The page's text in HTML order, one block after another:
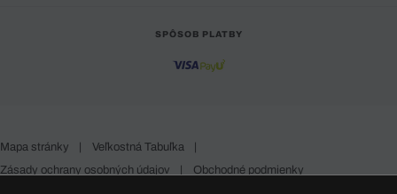
SPÔSOB PLATBY
Mapa stránky | Veľkostná Tabuľka
|
Zásady ochrany osobných údajov
| Obchodné podmienky